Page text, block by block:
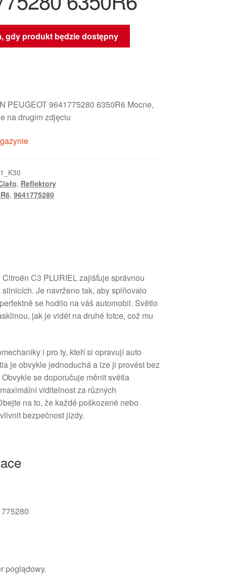
gdy produkt będzie dostępny
PEUGEOT 9641775280 6350R6 Mocne,
na drugim zdjęciu
, Reflektory
, 9641775280
C3 PLURIEL zajišťuje správnou
Je navrženo tak, aby splňovalo
se hodilo na váš automobil. Světlo
jak je vidět na druhé fotce, což mu
i pro ty, kteří si opravují auto
je obvykle jednoduchá a lze ji provést bez
se doporučuje měnit světla
viditelnost za různých
na to, že každé poškozené nebo
bezpečnost jízdy.
poglądowy.